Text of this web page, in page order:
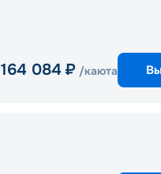
164 084 ₽ /каюта